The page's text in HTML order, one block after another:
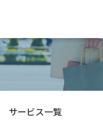
サービス一覧